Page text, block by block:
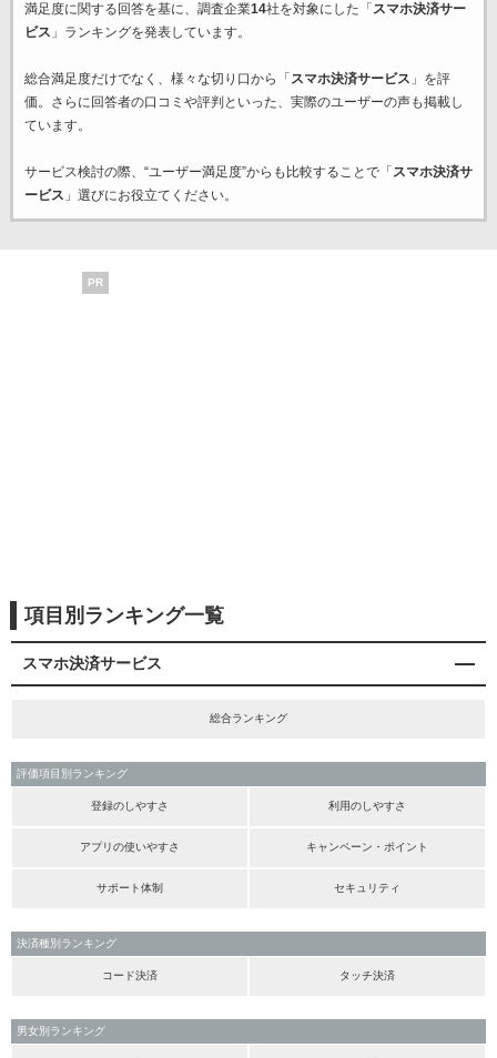
満足度に関する回答を基に、調査企業14社を対象にした「 スマホ決済サー
ビス 」ランキングを発表しています。
総合満足度だけでなく、様々な切り口から「 スマホ決済サービス 」を評
価。さらに回答者の口コミや評判といった、実際のユーザーの声も掲載し
ています。
サービス検討の際、“ユーザー満足度”からも比較することで「 スマホ決済サ
ービス 」選びにお役立てください。
PR
項目別ランキング一覧
スマホ決済サービス
総合ランキング
評価項目別ランキング
登録のしやすさ 利用のしやすさ
アプリの使いやすさ キャンペーン・ポイント
サポート体制 セキュリティ
決済種別ランキング
コード決済 タッチ決済
男女別ランキング